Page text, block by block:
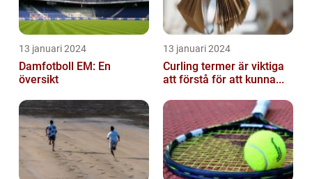
13 januari 2024
Damfotboll EM: En
översikt
13 januari 2024
Curling termer är viktiga
att förstå för att kunna...